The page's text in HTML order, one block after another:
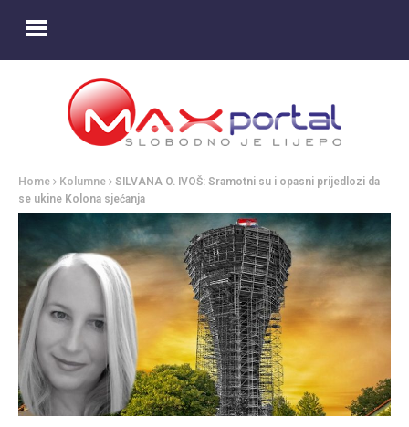
Home Kolumne
SILVANA O. IVOŠ: Sramotni su i opasni prijedlozi da
se ukine Kolona sjećanja